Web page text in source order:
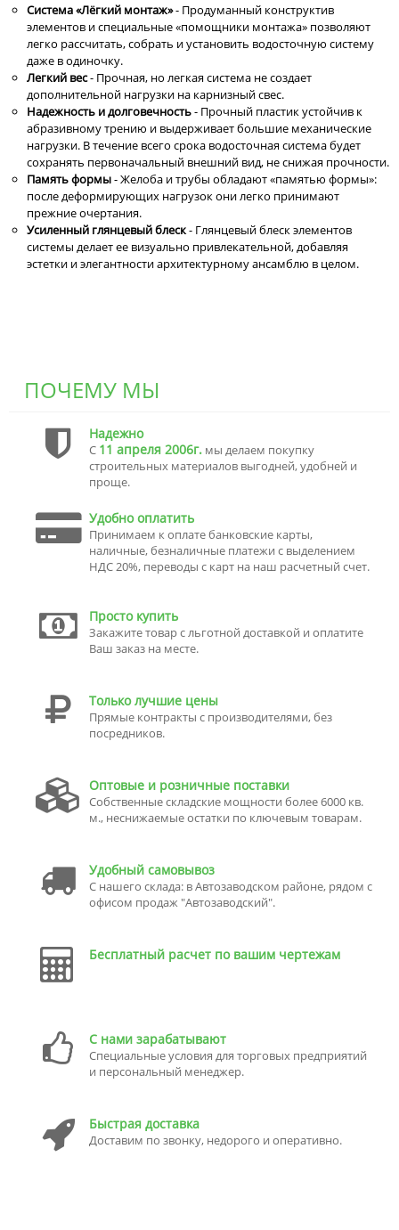
Система «Лёгкий монтаж»- Продуманный конструктив
элементов и специальные «помощники монтажа» позволяют
легко рассчитать, собрать и установить водосточную систему
даже в одиночку.
Легкий вес- Прочная, но легкая система не создает
дополнительной нагрузки на карнизный свес.
Надежность и долговечность- Прочный пластик устойчив к
абразивному трению и выдерживает большие механические
нагрузки. В течение всего срока водосточная система будет
сохранять первоначальный внешний вид, не снижая прочности.
Память формы- Желоба и трубы обладают «памятью формы»:
после деформирующих нагрузок они легко принимают
прежние очертания.
Усиленный глянцевый блеск- Глянцевый блеск элементов
системы делает ее визуально привлекательной, добавляя
эстетки и элегантности архитектурному ансамблю в целом.
ПОЧЕМУ МЫ
Надежно
С 11 апреля 2006г. мы делаем покупку
строительных материалов выгодней, удобней и
проще.
Удобно оплатить
Принимаем к оплате банковские карты,
наличные, безналичные платежи с выделением
НДС 20%, переводы с карт на наш расчетный счет.
Просто купить
Закажите товар с льготной доставкой и оплатите
Ваш заказ на месте.
Только лучшие цены
Прямые контракты с производителями, без
посредников.
Оптовые и розничные поставки
Собственные складские мощности более 6000 кв.
м., неснижаемые остатки по ключевым товарам.
Удобный самовывоз
С нашего склада: в Автозаводском районе, рядом с
офисом продаж "Автозаводский".
Бесплатный расчет по вашим чертежам
С нами зарабатывают
Специальные условия для торговых предприятий
и персональный менеджер.
Быстрая доставка
Доставим по звонку, недорого и оперативно.